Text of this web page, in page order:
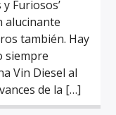
Furiosos’
alucinante
también. Hay
siempre
Vin Diesel al
de la […]